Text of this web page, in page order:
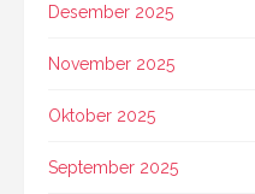
Desember 2025
November 2025
Oktober 2025
September 2025